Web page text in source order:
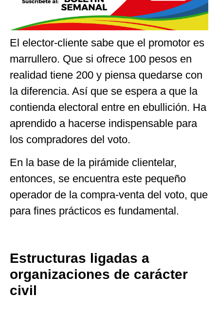
El elector-cliente sabe que el promotor es
marrullero. Que si ofrece 100 pesos en
realidad tiene 200 y piensa quedarse con
la diferencia. Así que se espera a que la
contienda electoral entre en ebullición. Ha
aprendido a hacerse indispensable para
los compradores del voto.
En la base de la pirámide clientelar,
entonces, se encuentra este pequeño
operador de la compra-venta del voto, que
para fines prácticos es fundamental.
Estructuras ligadas a
organizaciones de carácter
civil